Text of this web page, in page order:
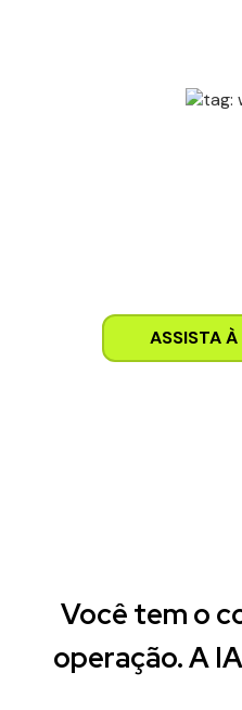
ASSISTA
Você tem o
operação. A